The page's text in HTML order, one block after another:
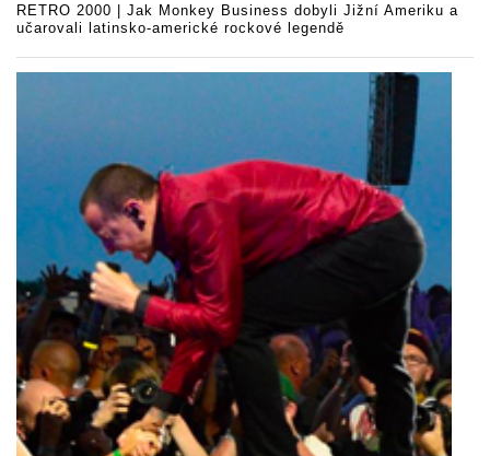
RETRO 2000 | Jak Monkey Business dobyli Jižní Ameriku a
učarovali latinsko-americké rockové legendě